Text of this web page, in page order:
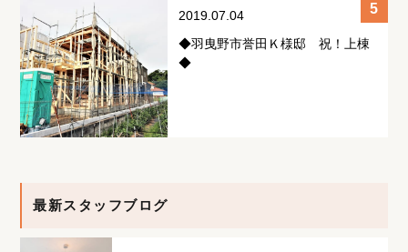
2019.07.04
◆羽曳野市誉田Ｋ様邸 祝！上棟
◆
最新スタッフブログ